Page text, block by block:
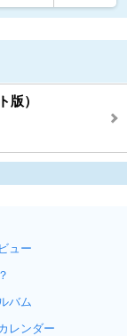
）
ュー
バム
レンダー